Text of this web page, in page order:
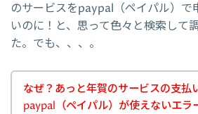
のサービスをpaypal（ペイパル）で
いのに！と、思って色々と検索して
た。でも、、、。
なぜ？あっと年賀のサービスの支払
paypal（ペイパル）が使えないエラ